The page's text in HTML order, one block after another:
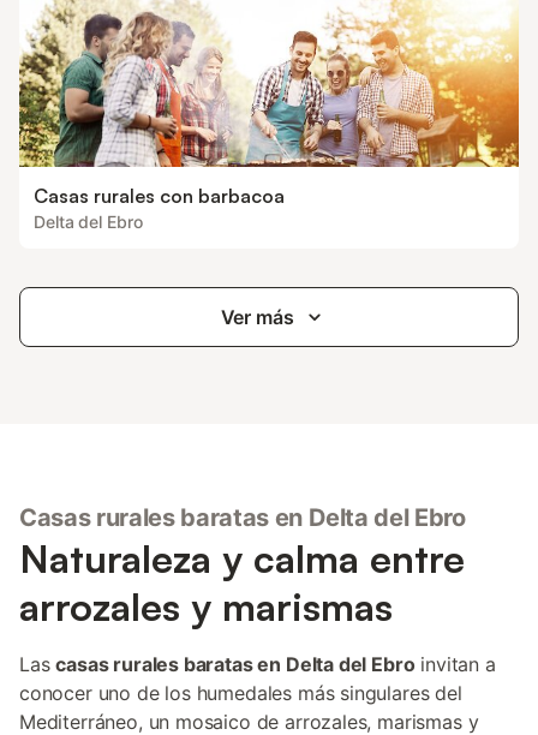
Casas rurales con barbacoa
Delta del Ebro
Ver más
Casas rurales baratas en Delta del Ebro
Naturaleza y calma entre
arrozales y marismas
Lascasas rurales baratas en Delta del Ebroinvitan a
conocer uno de los humedales más singulares del
Mediterráneo, un mosaico de arrozales, marismas y